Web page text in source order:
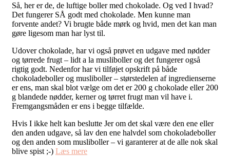
Så, her er de, de luftige boller med chokolade. Og ved I hvad?
Det fungerer SÅ godt med chokolade. Men kunne man
forvente andet? Vi brugte både mørk og hvid, men det kan man
gøre ligesom man har lyst til.
Udover chokolade, har vi også prøvet en udgave med nødder
og tørrede frugt – lidt a la musliboller og det fungerer også
rigtig godt. Nedenfor har vi tilføjet opskrift på både
chokoladeboller og musliboller – størstedelen af ingredienserne
er ens, man skal blot vælge om det er 200 g chokolade eller 200
g blandede nødder, kerner og tørret frugt man vil have i.
Fremgangsmåden er ens i begge tilfælde.
Hvis I ikke helt kan beslutte Jer om det skal være den ene eller
den anden udgave, så lav den ene halvdel som chokoladeboller
og den anden som musliboller – vi garanterer at de alle nok skal
blive spist ;-) Læs mere